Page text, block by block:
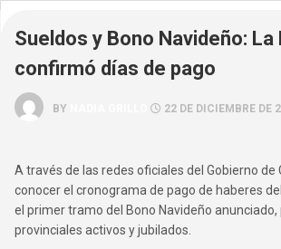
Sueldos y Bono Navideño: La
confirmó días de pago
BY 22 DE DICIEMBRE DE
A través de las redes oficiales del Gobierno de
conocer el cronograma de pago de haberes
el primer tramo del Bono Navideño
provinciales activos y jubilados.